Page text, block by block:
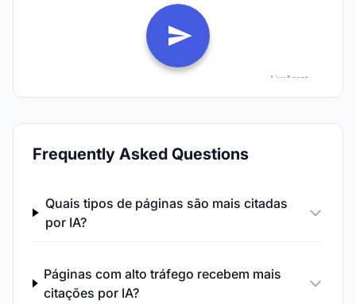
Frequently Asked Questions
Quais tipos de páginas são mais citadas
por IA?
Páginas com alto tráfego recebem mais
citações por IA?